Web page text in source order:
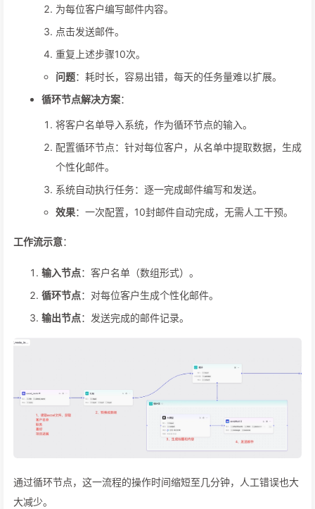
为每位客户编写邮件内容。
点击发送邮件。
重复上述步骤10次。
问题：耗时长，容易出错，每天的任务量难以扩展。
循环节点解决方案：
将客户名单导入系统，作为循环节点的输入。
配置循环节点：针对每位客户，从名单中提取数据，生成
个性化邮件。
系统自动执行任务：逐一完成邮件编写和发送。
效果：一次配置，10封邮件自动完成，无需人工干预。
工作流示意：
输入节点：客户名单（数组形式）。
循环节点：对每位客户生成个性化邮件。
输出节点：发送完成的邮件记录。
通过循环节点，这一流程的操作时间缩短至几分钟，人工错误也大
大减少。